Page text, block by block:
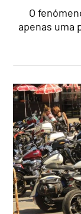
O
apenas uma